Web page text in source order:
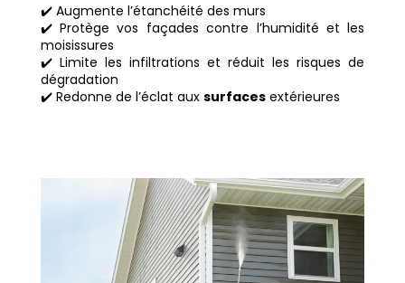
✔️ Augmente l’étanchéité des murs
✔️ Protège vos façades contre l’humidité et les
moisissures
✔️ Limite les infiltrations et réduit les risques de
dégradation
✔️ Redonne de l’éclat aux surfacesextérieures